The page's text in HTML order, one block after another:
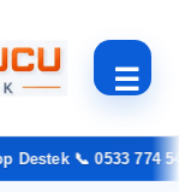
☰
📞 0533 774 54